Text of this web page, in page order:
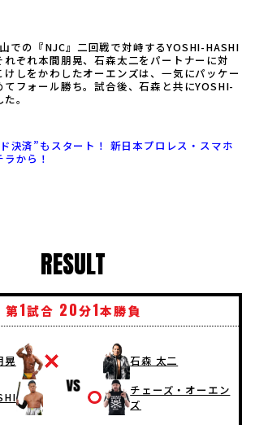
での『NJC』二回戦で対峙するYOSHI-HASHI
れぞれ本間朋晃、石森太二をパートナーに対
しをかわしたオーエンズは、一気にパッケー
てフォール勝ち。試合後、石森と共にYOSHI-
。
決済”もスタート！ 新日本プロレス・スマホ
から！
RESULT
第1試合 20分1本勝負
晃
石森 太二
チェーズ・オーエン
ズ